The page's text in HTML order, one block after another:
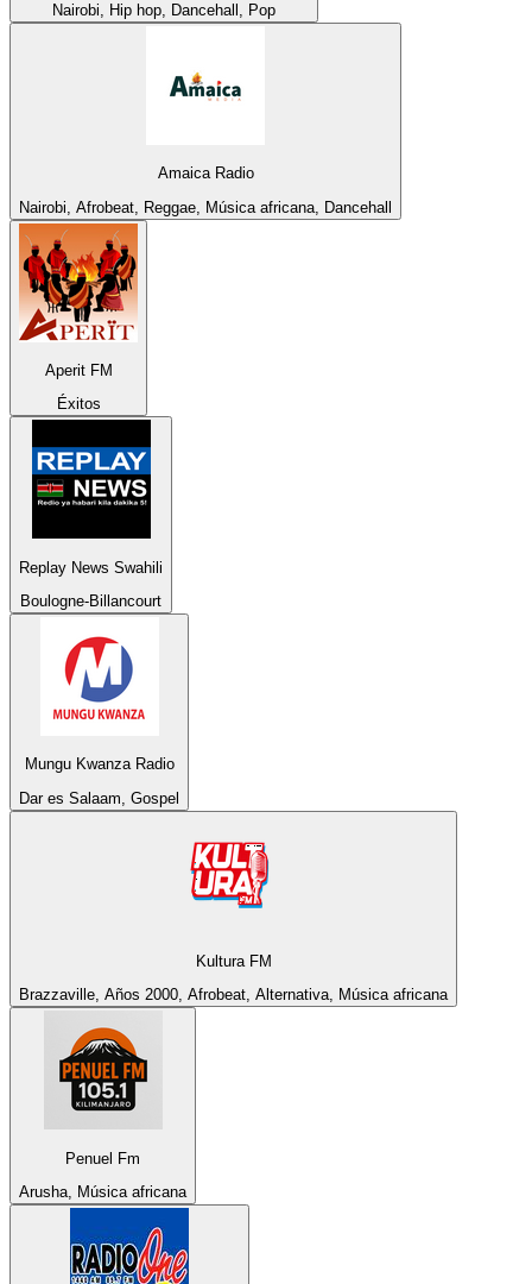
Nairobi, Hip hop, Dancehall, Pop
Amaica Radio
Nairobi, Afrobeat, Reggae, Música africana, Dancehall
Aperit FM
Éxitos
Replay News Swahili
Boulogne-Billancourt
Mungu Kwanza Radio
Dar es Salaam, Gospel
Kultura FM
Brazzaville, Años 2000, Afrobeat, Alternativa, Música africana
Penuel Fm
Arusha, Música africana